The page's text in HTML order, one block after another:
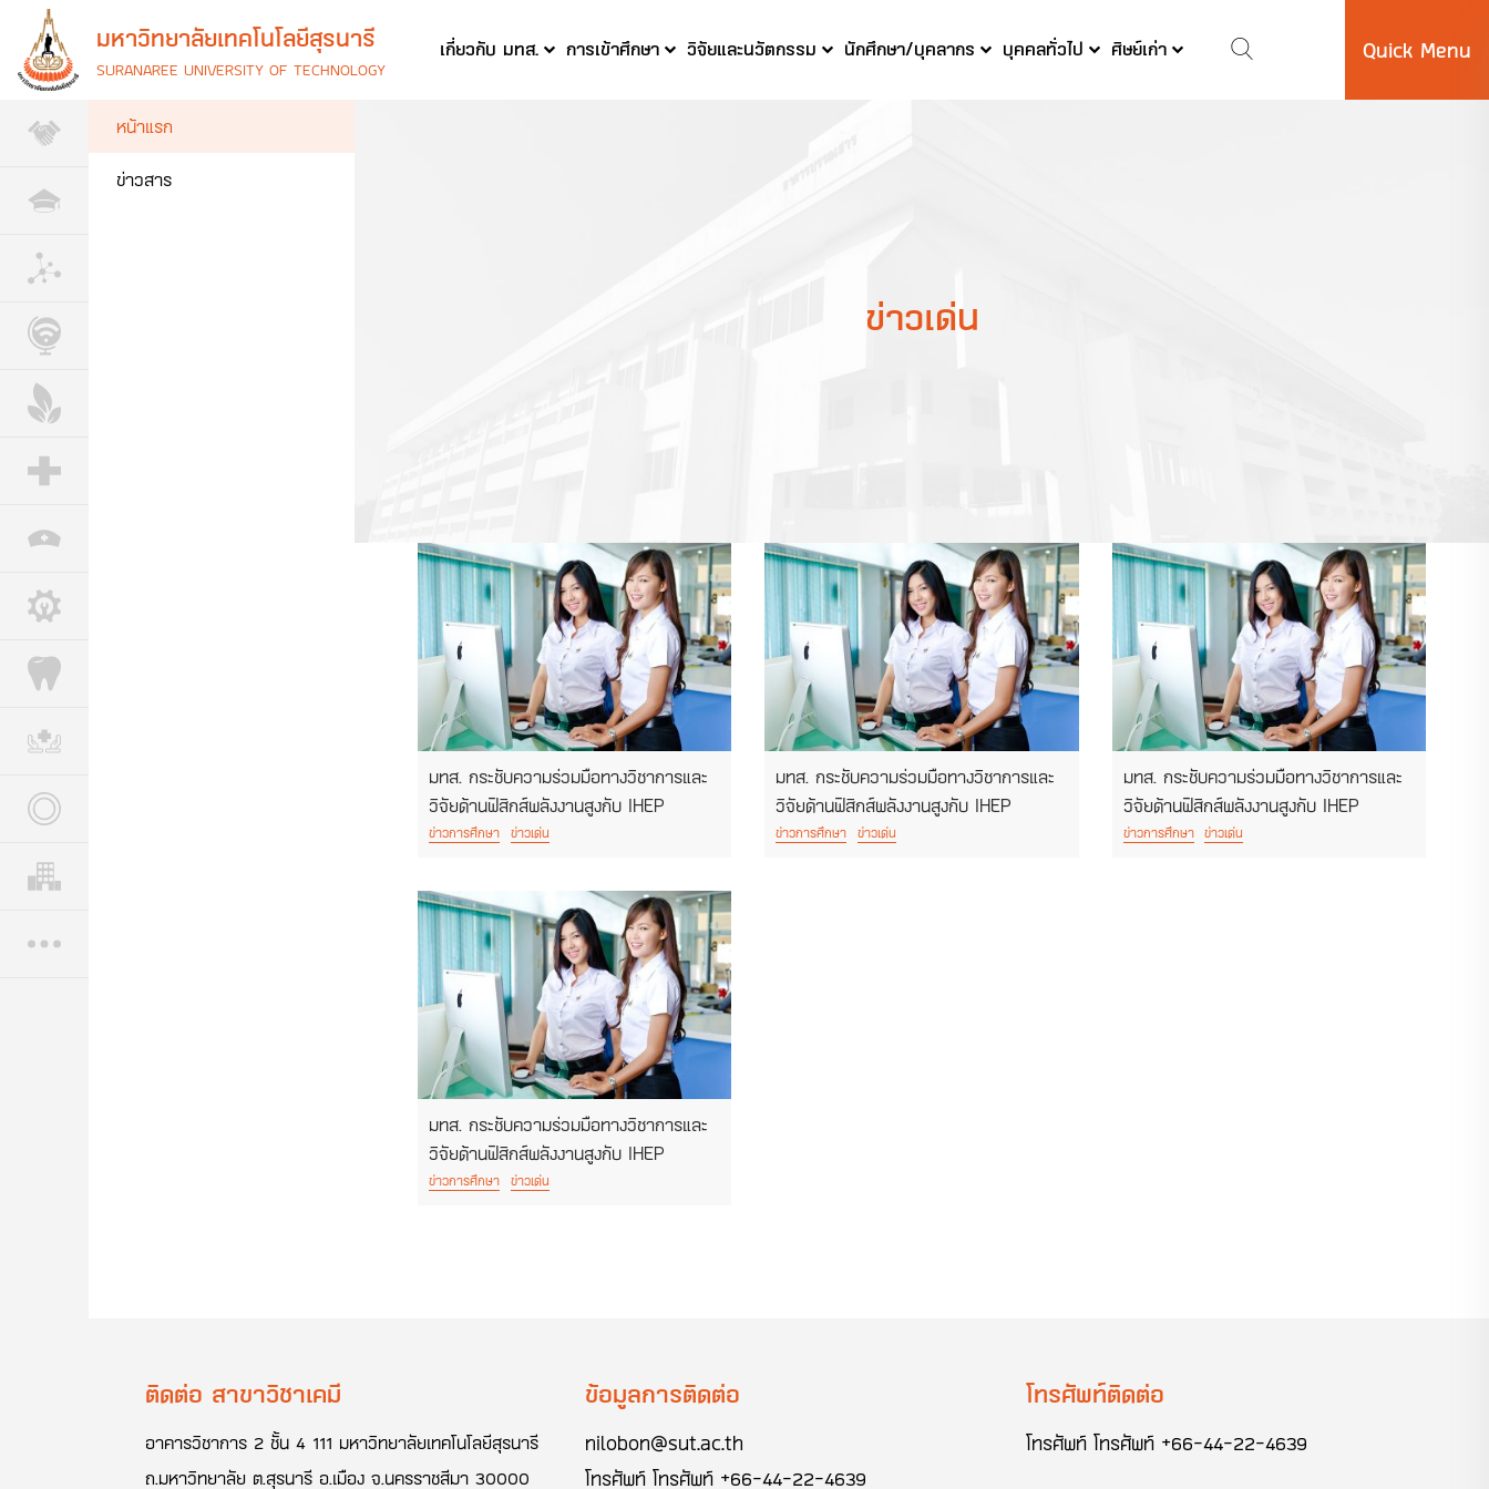
มหาวิทยาลัยเทคโนโลยีสุรนารี
SURANAREE UNIVERSITY OF TECHNOLOGY
เกี่ยวกับ มทส. การเข้าศึกษา วิจัยและนวัตกรรม นักศึกษา/บุคลากร บุคคลทั่วไป ศิษย์เก่า Quick Menu
หน้าแรก
ข่าวสาร
ข่าวเด่น
มทส. กระชับความร่วมมือทางวิชาการและ
วิจัยด้านฟิสิกส์พลังงานสูงกับ IHEP
ข่าวการศึกษา ข่าวเด่น
มทส. กระชับความร่วมมือทางวิชาการและ
วิจัยด้านฟิสิกส์พลังงานสูงกับ IHEP
ข่าวการศึกษา ข่าวเด่น
มทส. กระชับความร่วมมือทางวิชาการและ
วิจัยด้านฟิสิกส์พลังงานสูงกับ IHEP
ข่าวการศึกษา ข่าวเด่น
มทส. กระชับความร่วมมือทางวิชาการและ
วิจัยด้านฟิสิกส์พลังงานสูงกับ IHEP
ข่าวการศึกษา ข่าวเด่น
ติดต่อ สาขาวิชาเคมี
อาคารวิชาการ 2 ชั้น 4 111 มหาวิทยาลัยเทคโนโลยีสุรนารี
ถ.มหาวิทยาลัย ต.สุรนารี อ.เมือง จ.นครราชสีมา 30000
ข้อมูลการติดต่อ
nilobon@sut.ac.th
โทรศัพท์โทรศัพท์ +66-44-22-4639
โทรศัพท์ติดต่อ
โทรศัพท์ โทรศัพท์ +66-44-22-4639